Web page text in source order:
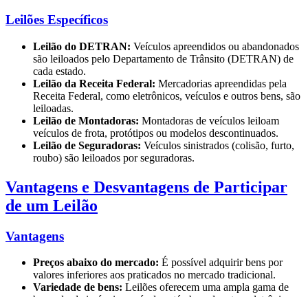
Leilões Específicos
Leilão do DETRAN: Veículos apreendidos ou abandonados
são leiloados pelo Departamento de Trânsito (DETRAN) de
cada estado.
Leilão da Receita Federal: Mercadorias apreendidas pela
Receita Federal, como eletrônicos, veículos e outros bens, são
leiloadas.
Leilão de Montadoras: Montadoras de veículos leiloam
veículos de frota, protótipos ou modelos descontinuados.
Leilão de Seguradoras: Veículos sinistrados (colisão, furto,
roubo) são leiloados por seguradoras.
Vantagens e Desvantagens de Participar
de um Leilão
Vantagens
Preços abaixo do mercado: É possível adquirir bens por
valores inferiores aos praticados no mercado tradicional.
Variedade de bens: Leilões oferecem uma ampla gama de